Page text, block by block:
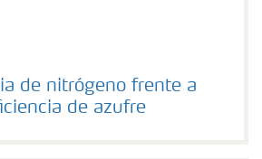
frente a deficiencia de azufre
de nitrógeno frente a
de azufre